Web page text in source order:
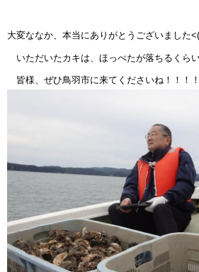
大変ななか、本当にありがとうございました
いただいたカキは、ほっぺたが落ちるくら
皆様、ぜひ鳥羽市に来てくださいね！！！！